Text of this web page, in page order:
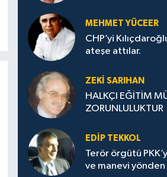
MEHMET YÜCEER
CHP’yi
ateşe attılar.
ZEKI SARIHAN
HALKÇI EĞİTİM
ZORUNLULUKTUR
EDIP TEKKOL
Terör örgütü
ve manevi